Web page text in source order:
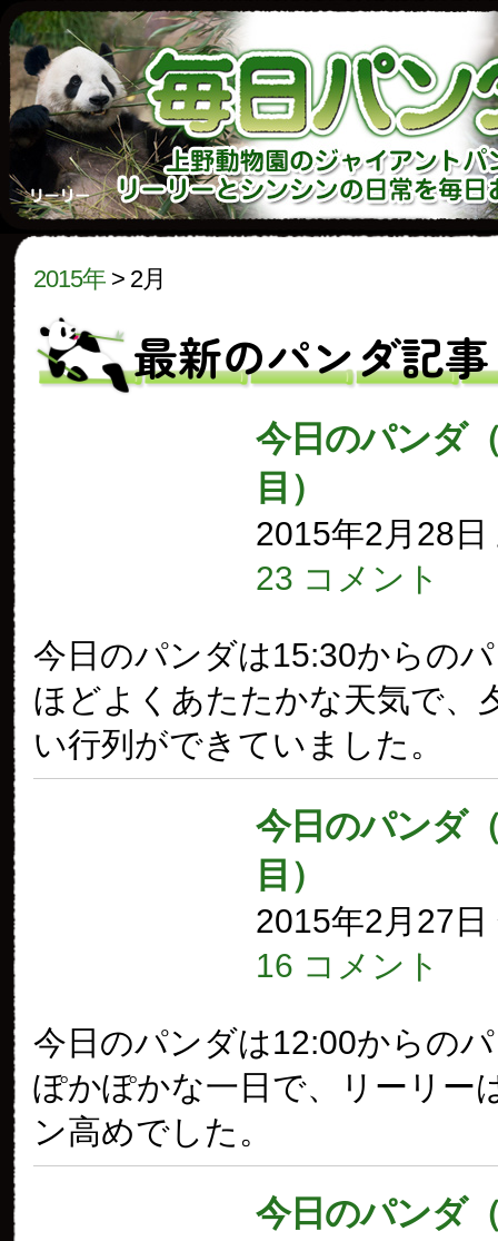
2015年 > 2月
最新のパンダ記事
今日のパンダ
目）
2015年2月28日
23 コメント
今日のパンダは15:30からの
ほどよくあたたかな天気で、
い行列ができていました。
今日のパンダ
目）
2015年2月27日
16 コメント
今日のパンダは12:00からの
ぽかぽかな一日で、リーリー
ン高めでした。
今日のパンダ